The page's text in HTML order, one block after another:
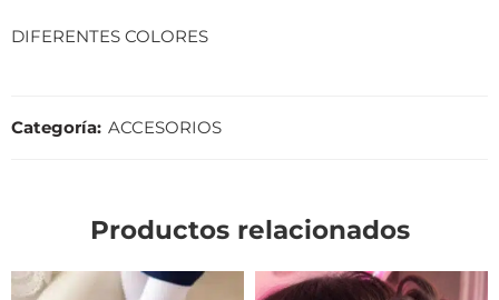
DIFERENTES COLORES
Categoría: ACCESORIOS
Productos relacionados